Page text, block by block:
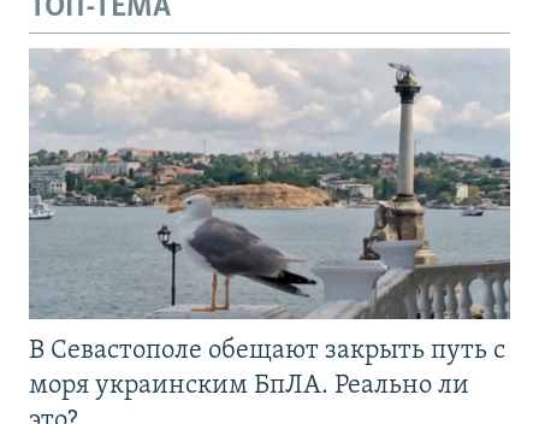
ТОП-ТЕМА
В Севастополе обещают закрыть путь с
моря украинским БпЛА. Реально ли